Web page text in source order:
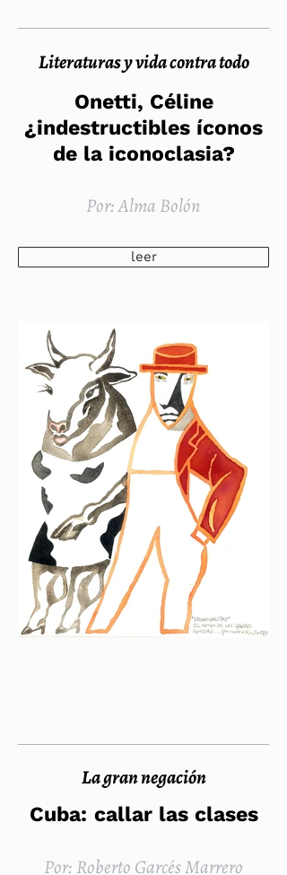
Literaturas y vida contra todo
Onetti, Céline
¿indestructibles íconos
de la iconoclasia?
Por: Alma Bolón
leer
La gran negación
Cuba: callar las clases
Por: Roberto Garcés Marrero